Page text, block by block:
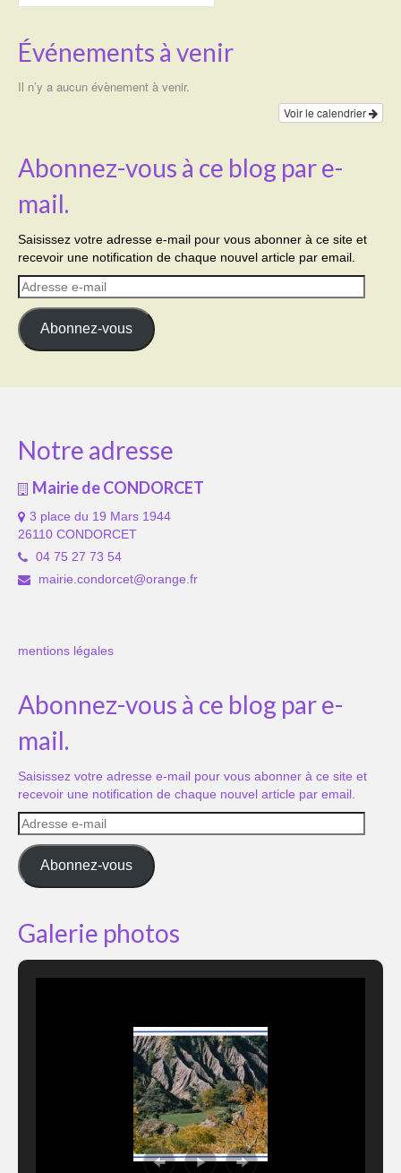
Événements à venir
Il n’y a aucun évènement à venir.
Voir le calendrier
Abonnez-vous à ce blog par e-
mail.
Saisissez votre adresse e-mail pour vous abonner à ce site et
recevoir une notification de chaque nouvel article par email.
Adresse
e-
mail
Abonnez-vous
Notre adresse
Mairie de CONDORCET
3 place du 19 Mars 1944
26110 CONDORCET
04 75 27 73 54
mairie.condorcet@orange.fr
mentions légales
Abonnez-vous à ce blog par e-
mail.
Saisissez votre adresse e-mail pour vous abonner à ce site et
recevoir une notification de chaque nouvel article par email.
Adresse
e-
mail
Abonnez-vous
Galerie photos